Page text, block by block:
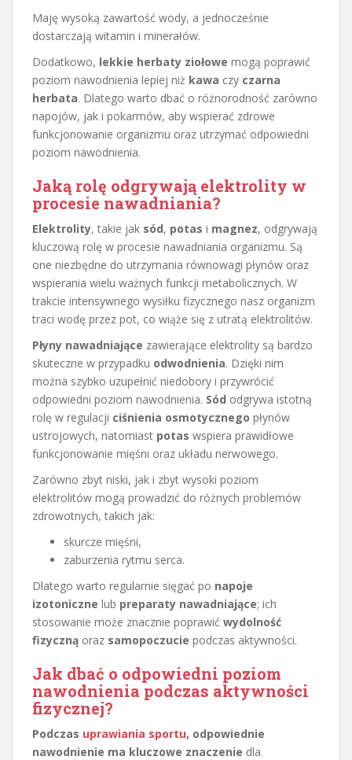
Maję wysoką zawartość wody, a jednocześnie
dostarczają witamin i minerałów.
Dodatkowo, lekkie herbaty ziołowe mogą poprawić
poziom nawodnienia lepiej niż kawa czy czarna
herbata. Dlatego warto dbać o różnorodność zarówno
napojów, jak i pokarmów, aby wspierać zdrowe
funkcjonowanie organizmu oraz utrzymać odpowiedni
poziom nawodnienia.
Jaką rolę odgrywają elektrolity w
procesie nawadniania?
Elektrolity, takie jak sód, potas i magnez, odgrywają
kluczową rolę w procesie nawadniania organizmu. Są
one niezbędne do utrzymania równowagi płynów oraz
wspierania wielu ważnych funkcji metabolicznych. W
trakcie intensywnego wysiłku fizycznego nasz organizm
traci wodę przez pot, co wiąże się z utratą elektrolitów.
Płyny nawadniające zawierające elektrolity są bardzo
skuteczne w przypadku odwodnienia. Dzięki nim
można szybko uzupełnić niedobory i przywrócić
odpowiedni poziom nawodnienia. Sód odgrywa istotną
rolę w regulacji ciśnienia osmotycznego płynów
ustrojowych, natomiast potas wspiera prawidłowe
funkcjonowanie mięśni oraz układu nerwowego.
Zarówno zbyt niski, jak i zbyt wysoki poziom
elektrolitów mogą prowadzić do różnych problemów
zdrowotnych, takich jak:
skurcze mięśni,
zaburzenia rytmu serca.
Dlatego warto regularnie sięgać po napoje
izotoniczne lub preparaty nawadniające; ich
stosowanie może znacznie poprawić wydolność
fizyczną oraz samopoczucie podczas aktywności.
Jak dbać o odpowiedni poziom
nawodnienia podczas aktywności
fizycznej?
Podczas uprawiania sportu, odpowiednie
nawodnienie ma kluczowe znaczenie dla